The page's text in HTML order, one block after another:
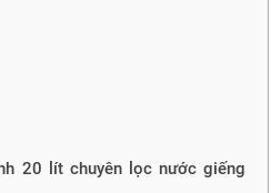
20 lít chuyên lọc nước giếng